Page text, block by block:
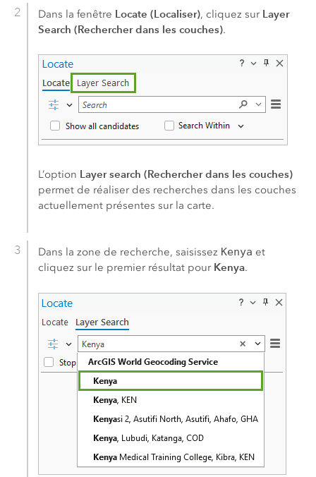
Dans la fenêtre Locate (Localiser), cliquez sur Layer
Search (Rechercher dans les couches).
L’option Layer search (Rechercher dans les couches)
permet de réaliser des recherches dans les couches
actuellement présentes sur la carte.
Dans la zone de recherche, saisissez Kenya et
cliquez sur le premier résultat pour Kenya.